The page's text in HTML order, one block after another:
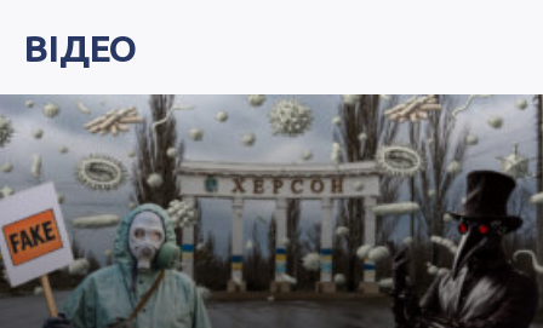
ВІДЕО